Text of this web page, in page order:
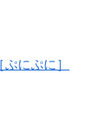
にぷに］